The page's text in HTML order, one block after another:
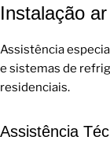
Instalação
Assistência
e sistemas de
residenciais.
Assistência